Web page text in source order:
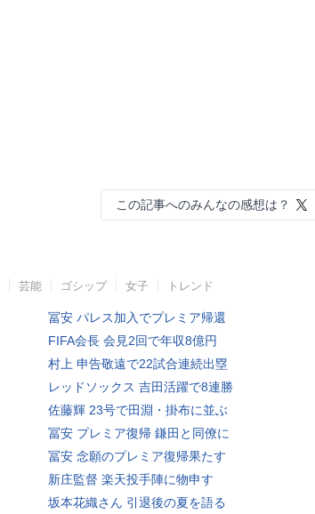
この記事へのみんなの感想は？
芸能 ゴシップ 女子 トレンド
冨安 パレス加入でプレミア帰還
FIFA会長 会見2回で年収8億円
村上 申告敬遠で22試合連続出塁
レッドソックス 吉田活躍で8連勝
佐藤輝 23号で田淵・掛布に並ぶ
冨安 プレミア復帰 鎌田と同僚に
冨安 念願のプレミア復帰果たす
新庄監督 楽天投手陣に物申す
坂本花織さん 引退後の夏を語る